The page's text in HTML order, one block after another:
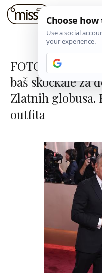
FOTO: Celebrity
baš skockale za
Zlatnih globusa.
outfita